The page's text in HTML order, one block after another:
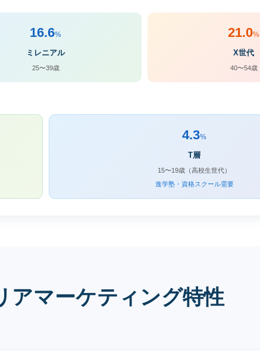
16.6%
ミレニアル
25〜39歳
21.0%
X世代
40〜54歳
4.3%
T層
15〜19歳（高校生世代）
進学塾・資格スクール需要
アマーケティング特性